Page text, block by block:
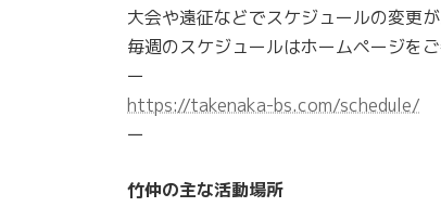
大会や遠征などでスケジュールの変更
毎週のスケジュールはホームページを
ー
https://takenaka-bs.com/schedule/
ー
竹仲の主な活動場所